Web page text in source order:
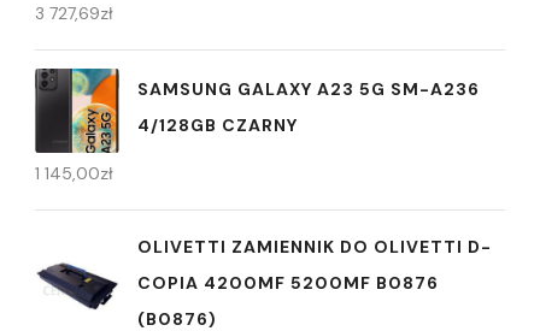
3 727,69zł
SAMSUNG GALAXY A23 5G SM-A236
4/128GB CZARNY
1 145,00zł
OLIVETTI ZAMIENNIK DO OLIVETTI D-
COPIA 4200MF 5200MF B0876
(B0876)